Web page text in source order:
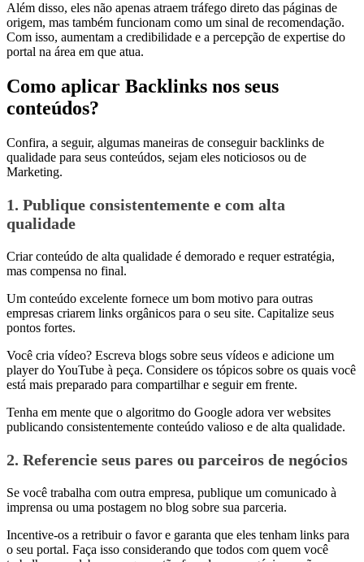
Além disso, eles não apenas atraem tráfego direto das páginas de
origem, mas também funcionam como um sinal de recomendação.
Com isso, aumentam a credibilidade e a percepção de expertise do
portal na área em que atua.
Como aplicar Backlinks nos seus
conteúdos?
Confira, a seguir, algumas maneiras de conseguir backlinks de
qualidade para seus conteúdos, sejam eles noticiosos ou de
Marketing.
1. Publique consistentemente e com alta
qualidade
Criar conteúdo de alta qualidade é demorado e requer estratégia,
mas compensa no final.
Um conteúdo excelente fornece um bom motivo para outras
empresas criarem links orgânicos para o seu site. Capitalize seus
pontos fortes.
Você cria vídeo? Escreva blogs sobre seus vídeos e adicione um
player do YouTube à peça. Considere os tópicos sobre os quais você
está mais preparado para compartilhar e seguir em frente.
Tenha em mente que o algoritmo do Google adora ver websites
publicando consistentemente conteúdo valioso e de alta qualidade.
2. Referencie seus pares ou parceiros de negócios
Se você trabalha com outra empresa, publique um comunicado à
imprensa ou uma postagem no blog sobre sua parceria.
Incentive-os a retribuir o favor e garanta que eles tenham links para
o seu portal. Faça isso considerando que todos com quem você